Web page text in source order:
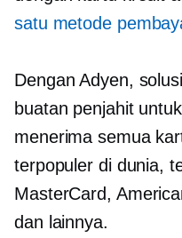
satu metode
Dengan Adyen,
buatan penjahituntuk
menerima semua
terpopuler di dunia,
MasterCard,
dan lainnya.